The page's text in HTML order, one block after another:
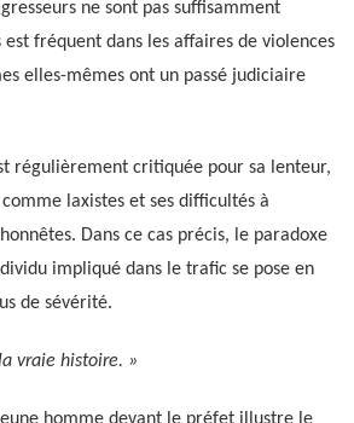
ne sont pas suffisamment
est fréquent dans les affaires de violences
elles-mêmes ont un passé judiciaire
régulièrement critiquée pour sa lenteur,
laxistes et ses difficultés à
Dans ce cas précis, le paradoxe
impliqué dans le trafic se pose en
de sévérité.
vraie histoire. »
homme devant le préfet illustre le